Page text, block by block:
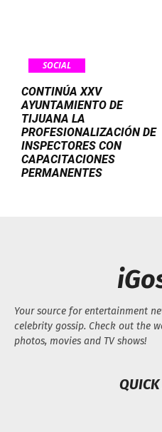
SOCIAL
CONTINÚA XXV
AYUNTAMIENTO DE
TIJUANA LA
PROFESIONALIZACIÓN DE
INSPECTORES CON
CAPACITACIONES
PERMANENTES
Your source for entertainment
celebrity gossip. Check out the
photos, movies and TV shows!